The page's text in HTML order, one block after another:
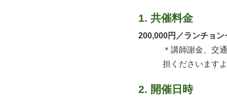
1. 共催料金
200,000円／ランチョン
＊講師謝金、交
担くださいます
2. 開催日時